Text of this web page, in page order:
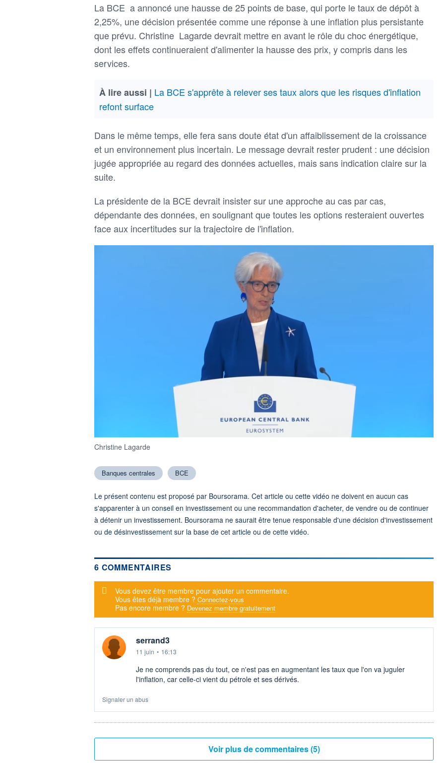
La BCE a annoncé une hausse de 25 points de base, qui porte le taux de dépôt à
2,25%, une décision présentée comme une réponse à une inflation plus persistante
que prévu. Christine Lagarde devrait mettre en avant le rôle du choc énergétique,
dont les effets continueraient d'alimenter la hausse des prix, y compris dans les
services.
À lire aussi | La BCE s'apprête à relever ses taux alors que les risques d'inflation
refont surface
Dans le même temps, elle fera sans doute état d'un affaiblissement de la croissance
et un environnement plus incertain. Le message devrait rester prudent : une décision
jugée appropriée au regard des données actuelles, mais sans indication claire sur la
suite.
La présidente de la BCE devrait insister sur une approche au cas par cas,
dépendante des données, en soulignant que toutes les options resteraient ouvertes
face aux incertitudes sur la trajectoire de l'inflation.
Christine Lagarde
Banques centrales BCE
Le présent contenu est proposé par Boursorama. Cet article ou cette vidéo ne doivent en aucun cas
s'apparenter à un conseil en investissement ou une recommandation d'acheter, de vendre ou de continuer
à détenir un investissement. Boursorama ne saurait être tenue responsable d'une décision d'investissement
ou de désinvestissement sur la base de cet article ou de cette vidéo.
6 COMMENTAIRES
Message d'alerte
Vous devez être membre pour ajouter un commentaire.
Vous êtes déjà membre ? Connectez-vous
Pas encore membre ? Devenez membre gratuitement
serrand3
11 juin • 16:13
Je ne comprends pas du tout, ce n'est pas en augmentant les taux que l'on va juguler
l'inflation, car celle-ci vient du pétrole et ses dérivés.
Signaler un abus
Voir plus de commentaires (5)